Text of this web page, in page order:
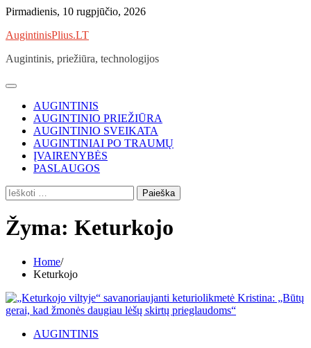
Skip
content
Pirmadienis, 10 rugpjūčio, 2026
AugintinisPlius.LT
Augintinis, priežiūra, technologijos
AUGINTINIS
AUGINTINIO PRIEŽIŪRA
AUGINTINIO SVEIKATA
AUGINTINIAI PO TRAUMŲ
ĮVAIRENYBĖS
PASLAUGOS
Ieškoti:
Žyma: Keturkojo
Home
Keturkojo
AUGINTINIS